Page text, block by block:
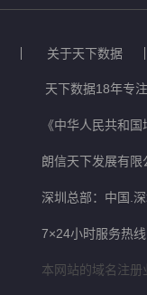
关于天下数据
天下数据18年专
《中华人民共和
朗信天下发展有
深圳总部：中国.
7×24小时服务热
本网站的域名注